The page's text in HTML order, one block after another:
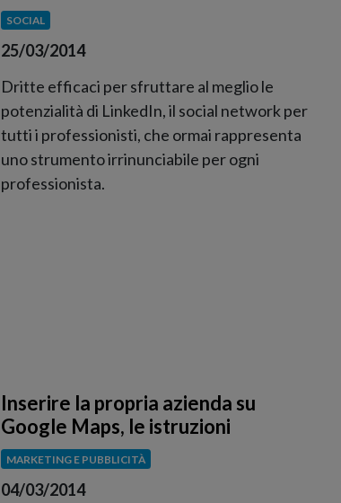
SOCIAL
25/03/2014
Dritte efficaci per sfruttare al meglio le
potenzialità di LinkedIn, il social network per
tutti i professionisti, che ormai rappresenta
uno strumento irrinunciabile per ogni
professionista.
Inserire la propria azienda su
Google Maps, le istruzioni
MARKETING E PUBBLICITÀ
04/03/2014